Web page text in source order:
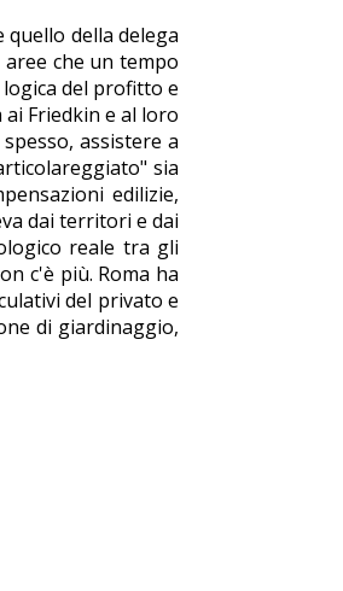
della delega
che un tempo
del profitto e
Friedkin e al loro
assistere a
sia
edilizie,
dai territori e dai
reale tra gli
c'è più. Roma ha
del privato e
di giardinaggio,